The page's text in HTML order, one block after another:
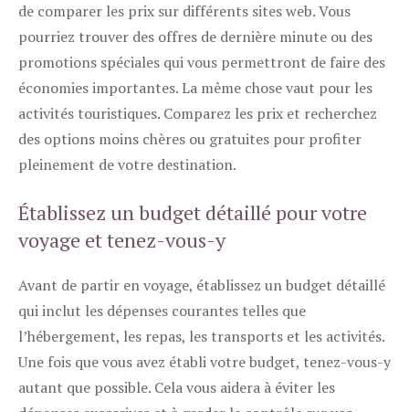
de comparer les prix sur différents sites web. Vous
pourriez trouver des offres de dernière minute ou des
promotions spéciales qui vous permettront de faire des
économies importantes. La même chose vaut pour les
activités touristiques. Comparez les prix et recherchez
des options moins chères ou gratuites pour profiter
pleinement de votre destination.
Établissez un budget détaillé pour votre
voyage et tenez-vous-y
Avant de partir en voyage, établissez un budget détaillé
qui inclut les dépenses courantes telles que
l’hébergement, les repas, les transports et les activités.
Une fois que vous avez établi votre budget, tenez-vous-y
autant que possible. Cela vous aidera à éviter les